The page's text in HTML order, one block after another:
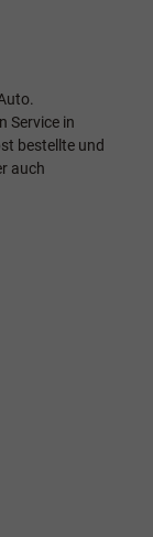
Service in
bestellte und
auch